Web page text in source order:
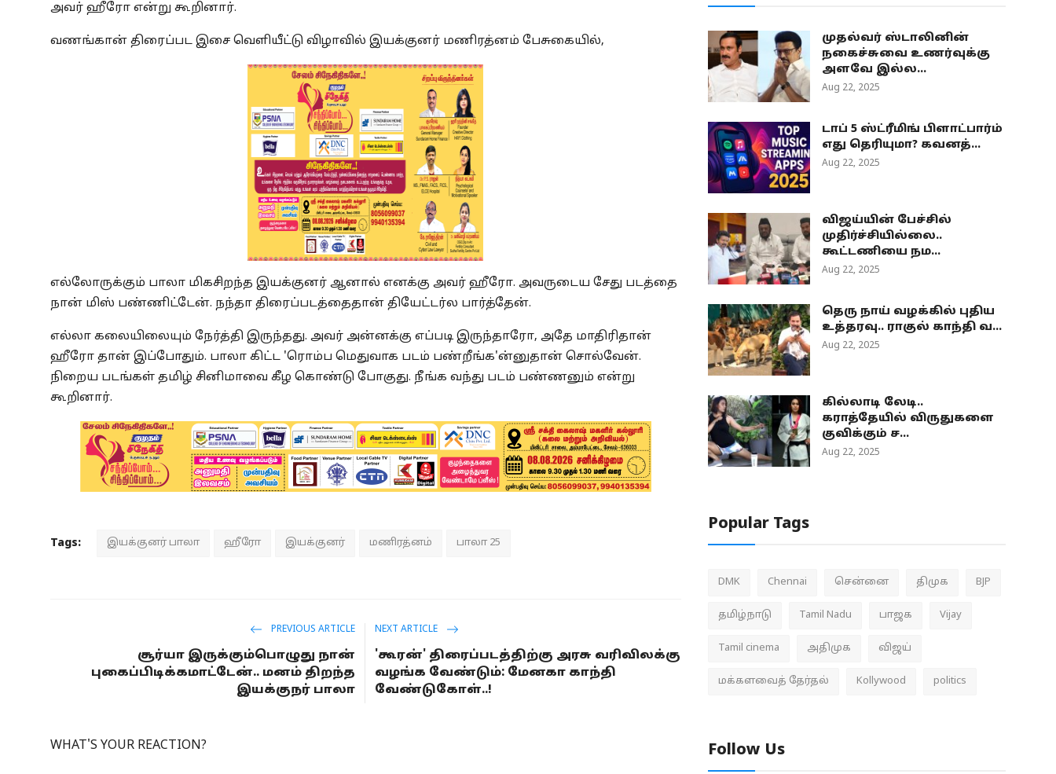
அவர் ஹீரோ என்று கூறினார்.
வணங்கான் திரைப்பட இசை வெளியீட்டு விழாவில் இயக்குனர் மணிரத்னம் பேசுகையில்,
எல்லோருக்கும் பாலா மிகசிறந்த இயக்குனர் ஆனால் எனக்கு அவர் ஹீரோ. அவருடைய சேது படத்தை
நான் மிஸ் பண்ணிட்டேன். நந்தா திரைப்படத்தைதான் தியேட்டர்ல பார்த்தேன்.
எல்லா கலையிலையும் நேர்த்தி இருந்தது. அவர் அன்னக்கு எப்படி இருந்தாரோ, அதே மாதிரிதான்
ஹீரோ தான் இப்போதும். பாலா கிட்ட 'ரொம்ப மெதுவாக படம் பண்றீங்க'ன்னுதான் சொல்வேன்.
நிறைய படங்கள் தமிழ் சினிமாவை கீழ கொண்டு போகுது. நீங்க வந்து படம் பண்ணனும் என்று
கூறினார்.
Tags: இயக்குனர் பாலா ஹீரோ இயக்குனர் மணிரத்னம் பாலா 25
PREVIOUS ARTICLE
சூர்யா இருக்கும்பொழுது நான்
புகைப்பிடிக்கமாட்டேன்.. மனம் திறந்த
இயக்குநர் பாலா
NEXT ARTICLE
'கூரன்' திரைப்படத்திற்கு அரசு வரிவிலக்கு
வழங்க வேண்டும்: மேனகா காந்தி
வேண்டுகோள்..!
WHAT'S YOUR REACTION?
முதல்வர் ஸ்டாலினின்
நகைச்சுவை உணர்வுக்கு
அளவே இல்ல...
Aug 22, 2025
டாப் 5 ஸ்ட்ரீமிங் பிளாட்பார்ம்
எது தெரியுமா? கவனத்...
Aug 22, 2025
விஜய்யின் பேச்சில்
முதிர்ச்சியில்லை..
கூட்டணியை நம...
Aug 22, 2025
தெரு நாய் வழக்கில் புதிய
உத்தரவு.. ராகுல் காந்தி வ...
Aug 22, 2025
கில்லாடி லேடி..
கராத்தேயில் விருதுகளை
குவிக்கும் ச...
Aug 22, 2025
Popular Tags
DMK Chennai சென்னை திமுக BJP
தமிழ்நாடு Tamil Nadu பாஜக Vijay
Tamil cinema அதிமுக விஜய்
மக்களவைத் தேர்தல் Kollywood politics
Follow Us